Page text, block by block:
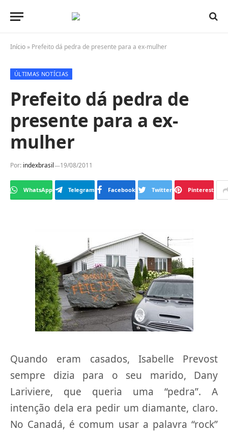
Início » Prefeito dá pedra de presente para a ex-mulher
ÚLTIMAS NOTÍCIAS
Prefeito dá pedra de
presente para a ex-
mulher
Por: indexbrasil 19/08/2011
WhatsApp Telegram Facebook Twitter Pinterest
Quando eram casados, Isabelle Prevost
sempre dizia para o seu marido, Dany
Lariviere, que queria uma “pedra”. A
intenção dela era pedir um diamante, claro.
No Canadá, é comum usar a palavra “rock”